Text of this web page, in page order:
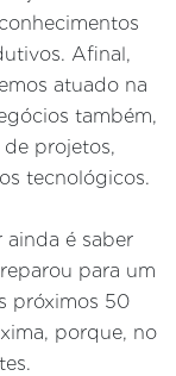
Afinal,
atuado na
também,
projetos,
tecnológicos.
ainda é saber
para um
próximos 50
porque, no